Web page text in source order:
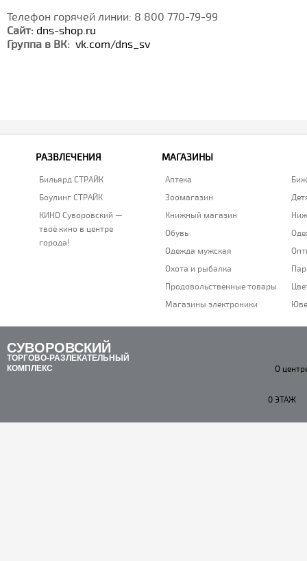
Телефон горячей линии: 8 800 770-79-99
Сайт: dns-shop.ru
Группа в ВК: vk.com/dns_sv
РАЗВЛЕЧЕНИЯ
Бильярд СТРАЙК
Боулинг СТРАЙК
КИНО Суворовский —
твоё кино в центре
города!
МАГАЗИНЫ
Аптека
Зоомагазин
Книжный магазин
Обувь
Одежда мужская
Охота и рыбалка
Продовольственные товары
Магазины электроники
СУВОРОВСКИЙ
ТОРГОВО-РАЗЛЕКАТЕЛЬНЫЙ
КОМПЛЕКС
О
0 ЭТАЖ